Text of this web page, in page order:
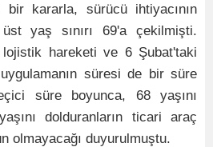
bir kararla, sürücü ihtiyacının
yaş sınırı 69'a çekilmişti.
lojistik hareketi ve 6 Şubat'taki
süresi de bir süre
süre boyunca, 68 yaşını
dolduranların ticari araç
olmayacağı duyurulmuştu.